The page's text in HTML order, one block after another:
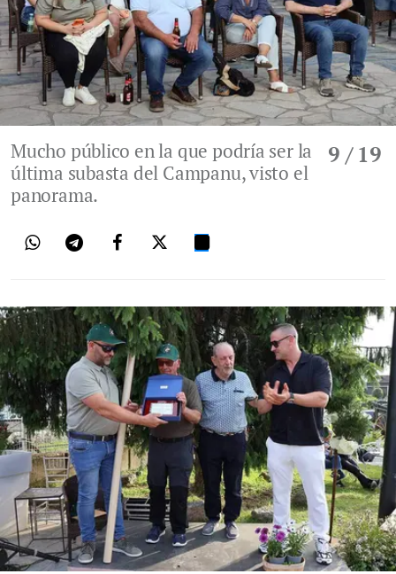
9 / 19
Mucho público en la que podría ser la
última subasta del Campanu, visto el
panorama.